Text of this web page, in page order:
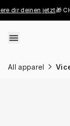
dir deinen jetzt🎁
All apparel